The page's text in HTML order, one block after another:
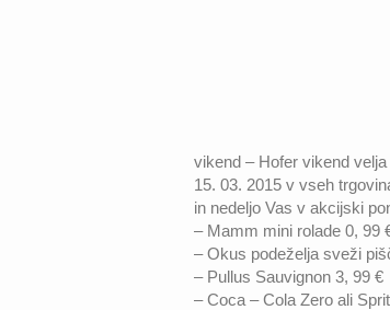
vikend – Hofer vikend
15. 03. 2015 v vseh
in nedeljo Vas v akcijski
– Mamm mini rolade 0, 99
– Okus podeželja sveži
– Pullus Sauvignon 3, 99 €
– Coca – Cola Zero ali